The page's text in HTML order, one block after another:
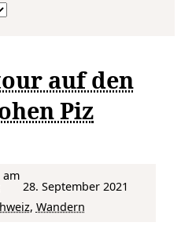
auf den
Piz
am
28. September 2021
, Wandern